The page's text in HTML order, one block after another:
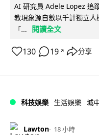
AI 研究員 Adele Lopez 追
教現象源自數以千計獨立
「...
閱讀全文
130 19 ↗ 分享
科技娛樂 生活娛樂 城
Lawton 18 小時